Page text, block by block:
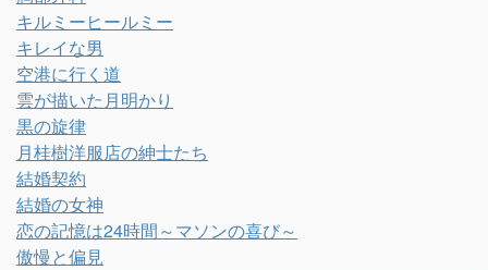
キルミーヒールミー
キレイな男
空港に行く道
雲が描いた月明かり
黒の旋律
月桂樹洋服店の紳士たち
結婚契約
結婚の女神
恋の記憶は24時間～マソンの喜び～
傲慢と偏見